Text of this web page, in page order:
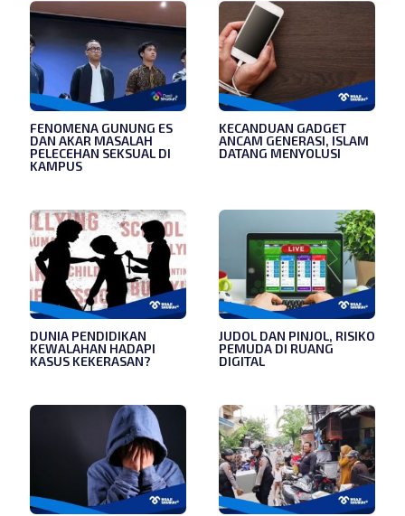
FENOMENA GUNUNG ES
DAN AKAR MASALAH
PELECEHAN SEKSUAL DI
KAMPUS
KECANDUAN GADGET
ANCAM GENERASI, ISLAM
DATANG MENYOLUSI
DUNIA PENDIDIKAN
KEWALAHAN HADAPI
KASUS KEKERASAN?
JUDOL DAN PINJOL, RISIKO
PEMUDA DI RUANG
DIGITAL